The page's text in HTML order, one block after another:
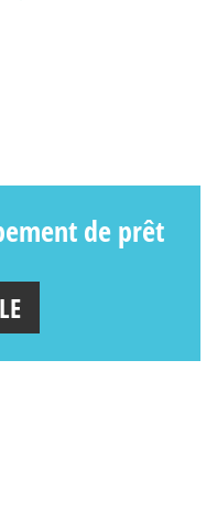
de prêt